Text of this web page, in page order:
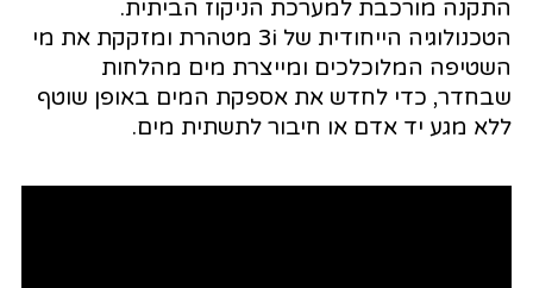
התקנה מורכבת למערכת הניקוז הביתית.
הטכנולוגיה הייחודית של 3i מטהרת ומזקקת את מי
השטיפה המלוכלכים ומייצרת מים מהלחות
שבחדר, כדי לחדש את אספקת המים באופן שוטף
ללא מגע יד אדם או חיבור לתשתית מים.